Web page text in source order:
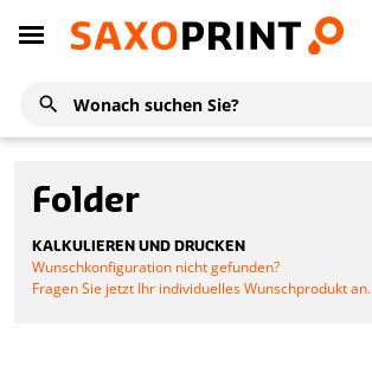
Folder
KALKULIEREN UND DRUCKEN
Wunschkonfiguration nicht gefunden?
Fragen Sie jetzt Ihr individuelles Wunschprodukt an.